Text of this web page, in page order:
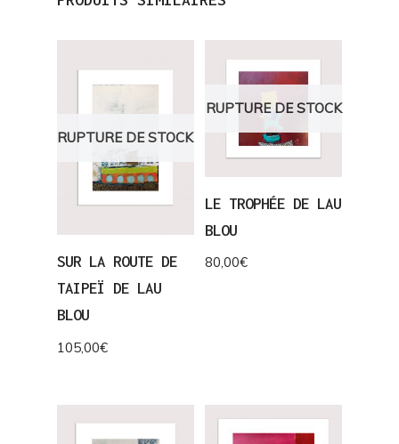
RUPTURE DE STOCK
SUR LA ROUTE DE
TAIPEÏ DE LAU
BLOU
105,00€
RUPTURE DE STOCK
LE TROPHÉE DE LAU
BLOU
80,00€